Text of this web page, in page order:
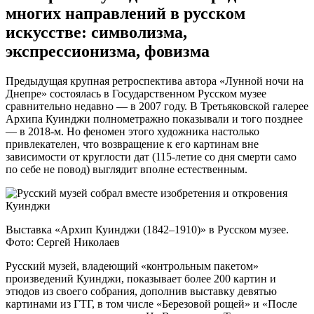
многих направлений в русском
искусстве: символизма,
экспрессионизма, фовизма
Предыдущая крупная ретроспектива автора «Лунной ночи на
Днепре» состоялась в Государственном Русском музее
сравнительно недавно — в 2007 году. В Третьяковской галерее
Архипа Куинджи полнометражно показывали и того позднее
— в 2018-м. Но феномен этого художника настолько
привлекателен, что возвращение к его картинам вне
зависимости от круглости дат (115-летие со дня смерти само
по себе не повод) выглядит вполне естественным.
Выставка «Архип Куинджи (1842–1910)» в Русском музее.
Фото: Сергей Николаев
Русский музей, владеющий «контрольным пакетом»
произведений Куинджи, показывает более 200 картин и
этюдов из своего собрания, дополнив выставку девятью
картинами из ГТГ, в том числе «Березовой рощей» и «После